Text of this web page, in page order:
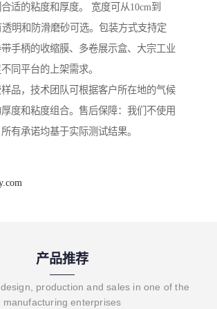
适的粘度和厚度。 宽度可从10cm到
透明和防滑磨砂可选。包装方式支持定
手柄的收缩膜、多卷展示盒、大宗工业
同平台的上架需求。
品，技术团队可根据客户所在地的气候
度和粘度组合。售后保障：我们不使用
有承诺均基于实际测试结果。
产品推荐
production and sales in one of the
manufacturing enterprises